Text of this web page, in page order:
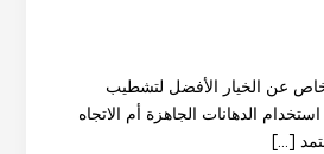
عن الخيار الأفضل لتشطيب
الدهانات الجاهزة أم الاتجاه
[…]